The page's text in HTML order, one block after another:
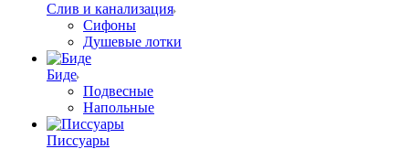
Слив и канализация
Сифоны
Душевые лотки
Биде
Подвесные
Напольные
Писсуары